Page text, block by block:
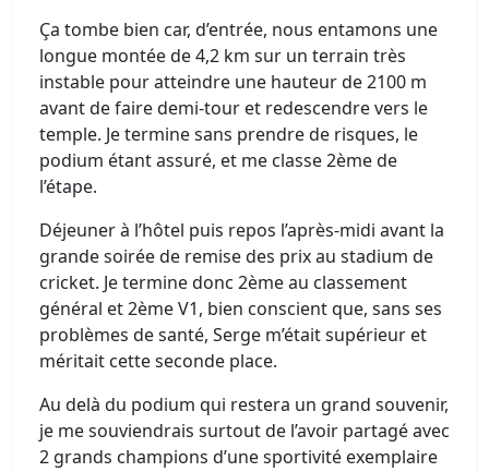
Ça tombe bien car, d’entrée, nous entamons une
longue montée de 4,2 km sur un terrain très
instable pour atteindre une hauteur de 2100 m
avant de faire demi-tour et redescendre vers le
temple. Je termine sans prendre de risques, le
podium étant assuré, et me classe 2ème de
l’étape.
Déjeuner à l’hôtel puis repos l’après-midi avant la
grande soirée de remise des prix au stadium de
cricket. Je termine donc 2ème au classement
général et 2ème V1, bien conscient que, sans ses
problèmes de santé, Serge m’était supérieur et
méritait cette seconde place.
Au delà du podium qui restera un grand souvenir,
je me souviendrais surtout de l’avoir partagé avec
2 grands champions d’une sportivité exemplaire